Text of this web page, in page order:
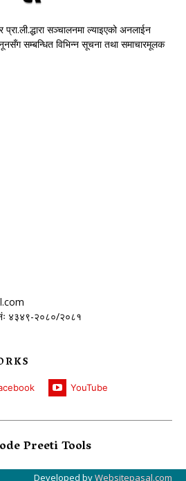
सञ्चालनमा ल्याइएको अनलाईन
सम्बन्धित विभिन्न सूचना तथा समाचारमूलक
नंः ४३४९-२०८०/२०८१
YouTube
Preeti Tools
Developed byWebsitepasal.com